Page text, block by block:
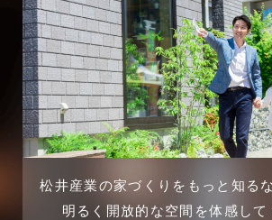
三郷市
三郷駅前店-ブログ
不動産の基礎知識に関するよくある
介護施設経営活用事例
企業誘致事例
2025年2月
2025年1月
2024年12月
2024年11月
松井産業の家づくりをもっと知る
明るく開放的な空間を体感して